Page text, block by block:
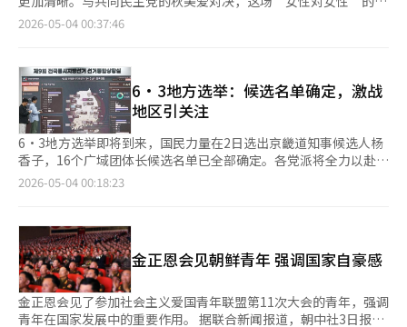
经人工智能（AI）系统翻译与编辑。
认为，政府在战争混乱中扩大了对批评势力的惩罚。※ 本报道经
人工智能（AI）系统翻译与编辑。
行。今年首次参展的国家包括几内亚、赤道几内亚、瑙鲁等。总监
是谁？2026年第61届威尼斯双年展总监是科约·库奥（1967-
席策展人。库奥于2025年5月去世，双年展历史上首次出现总监在
开幕前去世的情况。主办方决定按计划进行展览，由库奥组建的5
人策展团队继续他的工作。 小调展览主题‘小调’源于音乐概
念，库奥建议“倾听小调的频率”。他认为在世界的噪音和混乱
中，音乐仍在继续，展览将探索艺术作为反思、恢复和连接的空
间。 国际展没有明确的分区，110多位艺术家通过不同地区和背景
的松散联系扩展“关系地理”。展览围绕神龛、游行、学校、休
息、表演等主题展开。女性·表演本届双年展女性艺术家参与显
有伊托·巴拉达参与。奥地利、爱沙尼亚、芬兰等国家馆也有女性
艺术家参与。韩国、奥地利、比利时等国家馆则突出表演艺术。
颁奖典礼推迟至11月双年展设有金狮奖、银狮奖等，通常在开幕式
颁发。但今年评委集体辞职，颁奖典礼可能推迟至11月闭幕式，评
选方式或改为观众投票。评委与主办方因俄罗斯和以色列参展问题
产生分歧。评委曾表示将不评审被国际刑事法院指控反人类罪的国
赛在韩国政治中具有象征意义，因为京畿道是政治的关键战场。然
解释，成为政治常态。京畿道不仅是一个地方政府，还是拥有
1400万人口的巨大生活圈，是全国选举结果的晴雨表。京畿道知
事被视为通往总统职位的重要关口，李在明总统就是从这里走向总
统之位。此次选举中，执政党和在野党同时推出女性候选人，这一
变化并非自然发生，而是战略选择的结果。各党在扩展中间选民、
刷新形象和制衡对手中做出选择。梁香子以其工业背景和技术竞争
力形象吸引选民，而秋美爱则凭借其政治经验和强大领导力凝聚支
持。两位候选人背景对比鲜明。梁香子是三星电子首位高中毕业女
代表和部长，具有全国知名度。选民需选择适合京畿道的领导风
格，这场选举更像是“领导力模式的竞争”。然而，选举并不简
单。改革新党的赵应天加入，使选情更加复杂。是否联合将影响结
果，显示出政治的本质不仅是领导力和政策的竞争，也是势力间的
联盟与分裂。此次京畿道知事选举是一个复杂的舞台，表面上是女
性候选人的对决，实则是政治战略、领导力竞争和势力重组的交
2026-05-04 00:37:46
6·3地方选举：候选名单确定，激战
地区引关注
6·3地方选举即将到来，国民力量在2日选出京畿道知事候选人杨
香子，16个广域团体长候选名单已全部确定。各党派将全力以赴争
取胜利。首尔成为焦点，民主党候选人丁元五与国民力量候选人吴
国也参与竞选。京畿道是另一激战区，民主党候选人秋美爱与国民
力量候选人杨香子竞争。秋美爱是六届国会议员，曾任国会法制司
法委员会主席；杨香子是三星电子首位高中学历女性高管。大邱和
釜山也成为激战区。大邱由民主党候选人金富谦与国民力量候选人
秋庆镐对决，釜山则是民主党候选人田载秀与国民力量候选人朴亨
俊的较量。其他地区如仁川、大田、世宗、忠南、忠北、江原、庆
2026-05-04 00:18:23
金正恩会见朝鲜青年 强调国家自豪感
金正恩会见了参加社会主义爱国青年联盟第11次大会的青年，强调
青年在国家发展中的重要作用。 据联合新闻报道，朝中社3日报